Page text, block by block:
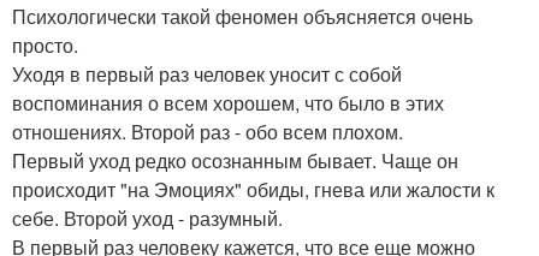
Психологически такой феномен объясняется очень
просто.
Уходя в первый раз человек уносит с собой
воспоминания о всем хорошем, что было в этих
отношениях. Второй раз - обо всем плохом.
Первый уход редко осознанным бывает. Чаще он
происходит "на Эмоциях" обиды, гнева или жалости к
себе. Второй уход - разумный.
В первый раз человеку кажется, что все еще можно